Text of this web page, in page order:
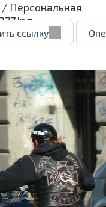
/ Персональная
ссылку